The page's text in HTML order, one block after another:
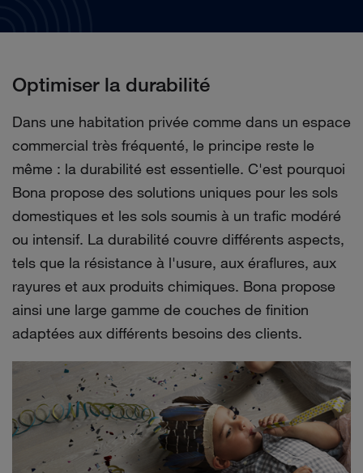
Optimiser la durabilité
Dans une habitation privée comme dans un espace
commercial très fréquenté, le principe reste le
même : la durabilité est essentielle. C'est pourquoi
Bona propose des solutions uniques pour les sols
domestiques et les sols soumis à un trafic modéré
ou intensif. La durabilité couvre différents aspects,
tels que la résistance à l'usure, aux éraflures, aux
rayures et aux produits chimiques. Bona propose
ainsi une large gamme de couches de finition
adaptées aux différents besoins des clients.